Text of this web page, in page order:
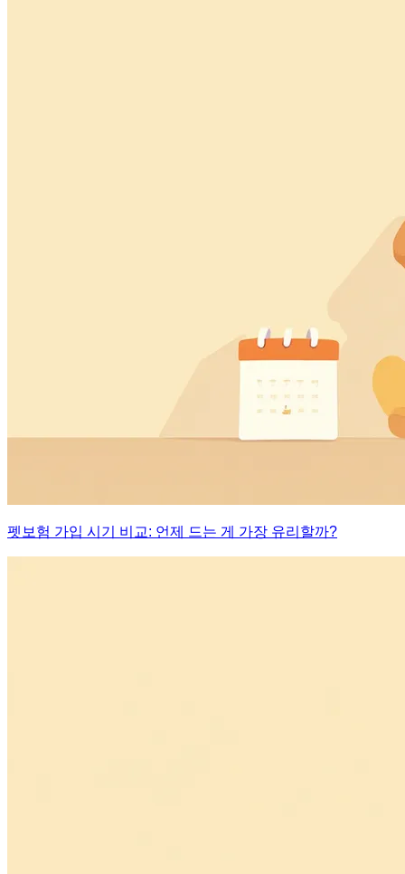
펫보험 가입 시기 비교: 언제 드는 게 가장 유리할까?